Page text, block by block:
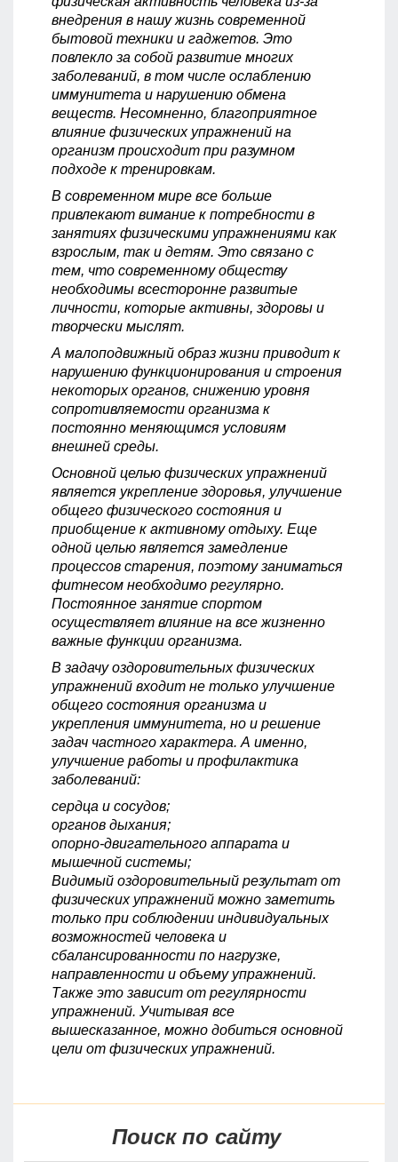
внедрения в нашу жизнь современной
бытовой техники и гаджетов. Это
повлекло за собой развитие многих
заболеваний, в том числе ослаблению
иммунитета и нарушению обмена
веществ. Несомненно, благоприятное
влияние физических упражнений на
организм происходит при разумном
подходе к тренировкам.
В современном мире все больше
привлекают вимание к потребности в
занятиях физическими упражнениями как
взрослым, так и детям. Это связано с
тем, что современному обществу
необходимы всесторонне развитые
личности, которые активны, здоровы и
творчески мыслят.
А малоподвижный образ жизни приводит к
нарушению функционирования и строения
некоторых органов, снижению уровня
сопротивляемости организма к
постоянно меняющимся условиям
внешней среды.
Основной целью физических упражнений
является укрепление здоровья, улучшение
общего физического состояния и
приобщение к активному отдыху. Еще
одной целью является замедление
процессов старения, поэтому заниматься
фитнесом необходимо регулярно.
Постоянное занятие спортом
осуществляет влияние на все жизненно
важные функции организма.
В задачу оздоровительных физических
упражнений входит не только улучшение
общего состояния организма и
укрепления иммунитета, но и решение
задач частного характера. А именно,
улучшение работы и профилактика
заболеваний:
сердца и сосудов;
органов дыхания;
опорно-двигательного аппарата и
мышечной системы;
Видимый оздоровительный результат от
физических упражнений можно заметить
только при соблюдении индивидуальных
возможностей человека и
сбалансированности по нагрузке,
направленности и объему упражнений.
Также это зависит от регулярности
упражнений. Учитывая все
вышесказанное, можно добиться основной
цели от физических упражнений.
Поиск по сайту